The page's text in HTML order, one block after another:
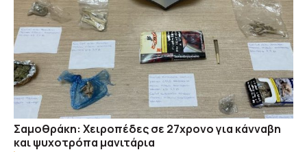
Σαμοθράκη: Χειροπέδες σε 27χρονο για κάνναβη
και ψυχοτρόπα μανιτάρια